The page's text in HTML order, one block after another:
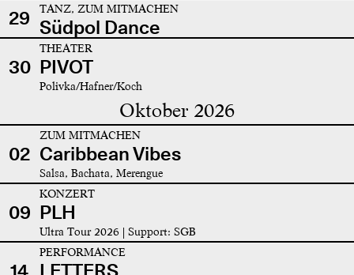
29 TANZ, ZUM MITMACHEN
Südpol Dance
30
THEATER
PIVOT
Polivka/Hafner/Koch
Oktober 2026
02
ZUM MITMACHEN
Caribbean Vibes
Salsa, Bachata, Merengue
09
KONZERT
PLH
Ultra Tour 2026 | Support: SGB
14
PERFORMANCE
LETTERS